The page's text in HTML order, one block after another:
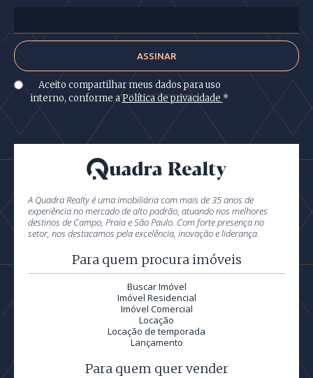
Aceito compartilhar meus dados para uso
interno, conforme aPolítica de privacidade *
A Quadra Realty é uma imobiliária com mais de 35 anos de
experiência no mercado de alto padrão, atuando nos melhores
destinos de Campo, Praia e São Paulo. Com forte presença no
setor, nos destacamos pela excelência, inovação e liderança.
Para quem procura imóveis
Buscar Imóvel
Imóvel Residencial
Imóvel Comercial
Locação
Locação de temporada
Lançamento
Para quem quer vender